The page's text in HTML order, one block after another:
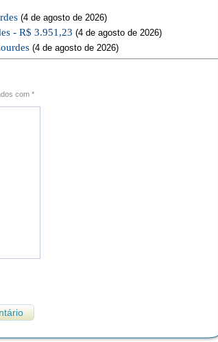
(4 de agosto de 2026)
- R$ 3.951,23 (4 de agosto de 2026)
(4 de agosto de 2026)
com *